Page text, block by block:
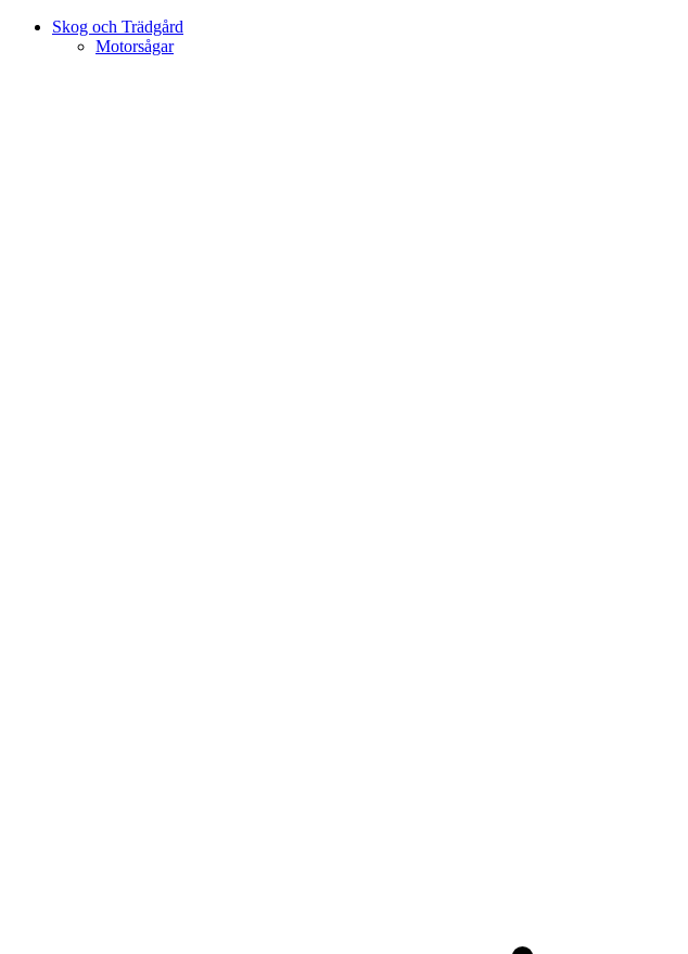
Skog och Trädgård
Motorsågar